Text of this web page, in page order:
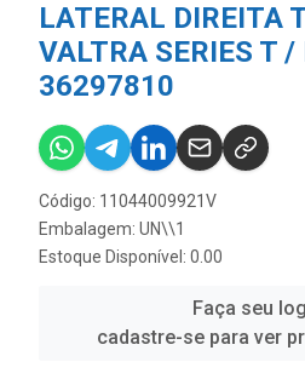
LATERAL DIREITA
VALTRA SERIES T
36297810
Código: 11044009921V
Embalagem: UN\\1
Estoque Disponível: 0.00
Faça seu
cadastre-se para ver